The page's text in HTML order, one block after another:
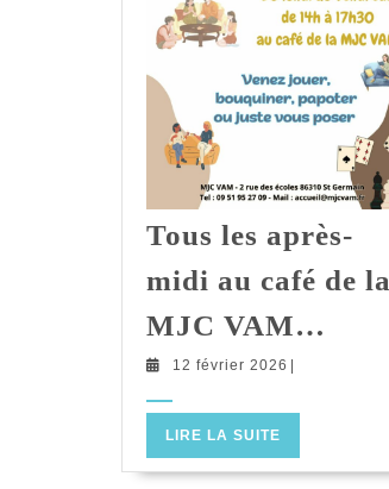
Tous les après-
midi au café de la
MJC VAM…
12 février 2026 12
|
LIRE LA SUITE
SUITE